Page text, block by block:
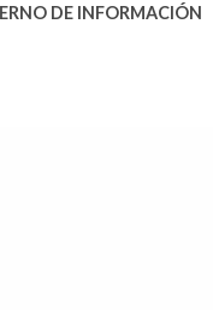
DE INFORMACIÓN